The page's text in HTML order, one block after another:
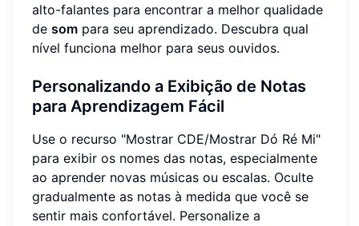
alto-falantes para encontrar a melhor qualidade
de som para seu aprendizado. Descubra qual
nível funciona melhor para seus ouvidos.
Personalizando a Exibição de Notas
para Aprendizagem Fácil
Use o recurso "Mostrar CDE/Mostrar Dó Ré Mi"
para exibir os nomes das notas, especialmente
ao aprender novas músicas ou escalas. Oculte
gradualmente as notas à medida que você se
sentir mais confortável. Personalize a